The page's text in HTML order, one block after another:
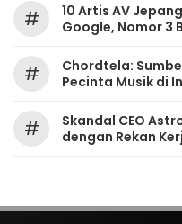
#
10 Artis AV
Google, Nomor 3
#
Chordtela:
Pecinta Musik di
#
Skandal CEO
dengan Rekan